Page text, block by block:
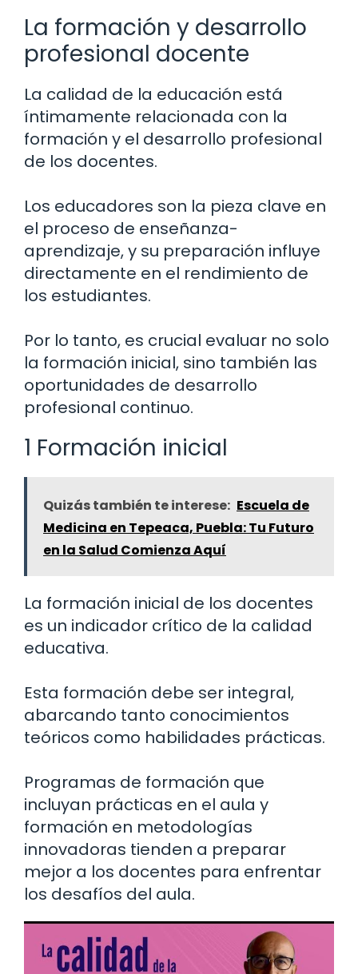
La formación y desarrollo
profesional docente
La calidad de la educación está
íntimamente relacionada con la
formación y el desarrollo profesional
de los docentes.
Los educadores son la pieza clave en
el proceso de enseñanza-
aprendizaje, y su preparación influye
directamente en el rendimiento de
los estudiantes.
Por lo tanto, es crucial evaluar no solo
la formación inicial, sino también las
oportunidades de desarrollo
profesional continuo.
1 Formación inicial
Quizás también te interese: Escuela de
Medicina en Tepeaca, Puebla: Tu Futuro
en la Salud Comienza Aquí
La formación inicial de los docentes
es un indicador crítico de la calidad
educativa.
Esta formación debe ser integral,
abarcando tanto conocimientos
teóricos como habilidades prácticas.
Programas de formación que
incluyan prácticas en el aula y
formación en metodologías
innovadoras tienden a preparar
mejor a los docentes para enfrentar
los desafíos del aula.